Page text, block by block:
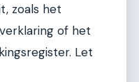
zoals het
of het
Let